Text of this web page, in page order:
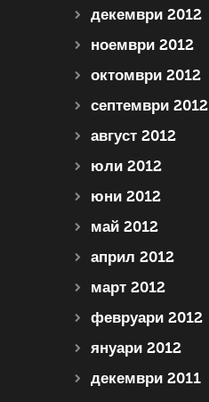
декември 2012
ноември 2012
октомври 2012
септември 2012
август 2012
юли 2012
юни 2012
май 2012
април 2012
март 2012
февруари 2012
януари 2012
декември 2011